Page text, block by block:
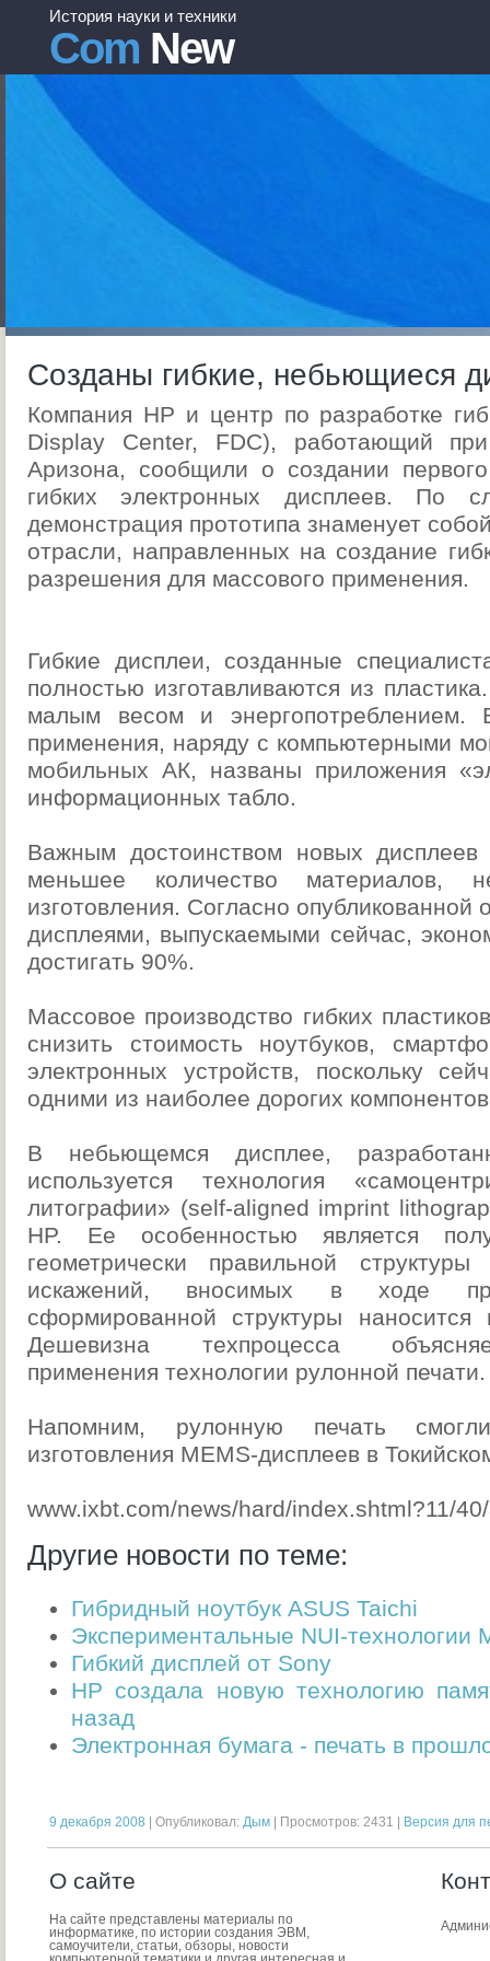
История науки и техники
Com New
Созданы гибкие, небьющиеся
Компания HP и центр по разработке
Display Center, FDC), работающий
Аризона, сообщили о создании
гибких электронных дисплеев. По
демонстрация прототипа знаменует
отрасли, направленных на создание
разрешения для массового применения.
Гибкие дисплеи, созданные
полностью изготавливаются из
малым весом и энергопотреблением.
применения, наряду с компьютерными
мобильных АК, названы приложения
информационных табло.
Важным достоинством новых дисплеев
меньшее количество материалов,
изготовления. Согласно опубликованной
дисплеями, выпускаемыми сейчас,
достигать 90%.
Массовое производство гибких
снизить стоимость ноутбуков,
электронных устройств, поскольку
одними из наиболее дорогих
В небьющемся дисплее,
используется технология
литографии» (self-aligned imprint
HP. Ее особенностью является
геометрически правильной
искажений, вносимых в ходе
сформированной структуры
Дешевизна техпроцесса
применения технологии рулонной печати.
Напомним, рулонную печать
изготовления MEMS-дисплеев в
www.ixbt.com/news/hard/index.shtml?11/
Другие новости по теме:
Гибридный ноутбук ASUS Taichi
Экспериментальные NUI-технологии
Гибкий дисплей от Sony
HP создала новую технологию
назад
Электронная бумага - печать в
9 декабря 2008 | Опубликовал: Дым | Просмотров: 2431 | Версия для
О сайте
На сайте представлены материалы по
информатике, по истории создания ЭВМ,
самоучители, статьи, обзоры, новости